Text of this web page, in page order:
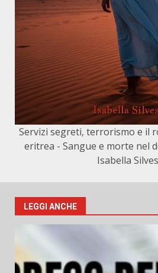
Servizi segreti, terrorismo e il
eritrea - Sangue e morte nel
Isabella
LEGGI ANCHE